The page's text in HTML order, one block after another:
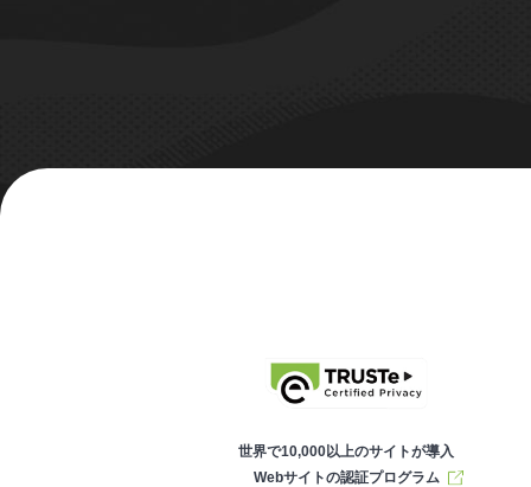
世界で10,000以上のサイトが導入
Webサイトの認証プログラム